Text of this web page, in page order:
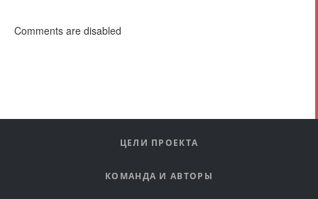
Comments are disabled
ЦЕЛИ ПРОЕКТА
КОМАНДА И АВТОРЫ